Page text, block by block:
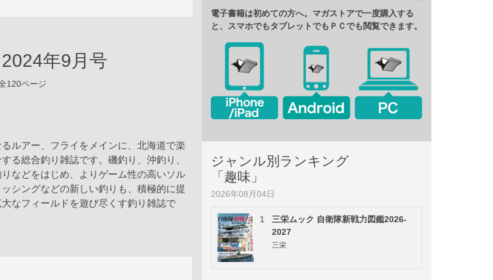
年9月号
120ページ
ルアー、フライをメインに、北海道で楽
る総合釣り雑誌です。磯釣り、沖釣り、
などをはじめ、よりゲーム性の高いソル
シングなどの新しい釣りも、積極的に提
なフィールドを遊び尽くす釣り雑誌で
電子書籍は初めての方へ。マガストアで一度購入する
と、スマホでもタブレットでもＰＣでも閲覧できます。
ジャンル別ランキング
「趣味」
2026年08月04日
1
三栄ムック 自衛隊新戦力図鑑2026-
2027
三栄